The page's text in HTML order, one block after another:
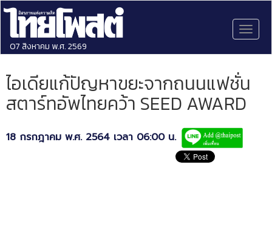
07 สิงหาคม พ.ศ. 2569
ไอเดียแก้ปัญหาขยะจากถนนแฟชั่น
สตาร์ทอัพไทยคว้า SEED AWARD
18 กรกฎาคม พ.ศ. 2564 เวลา 06:00 น.